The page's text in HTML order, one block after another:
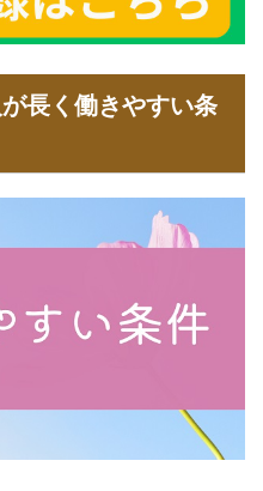
長く働きやすい条